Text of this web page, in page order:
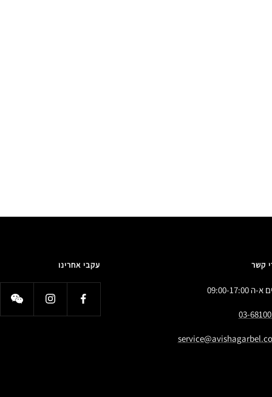
קשר
ה 09:00-17:00
03-
עקבי אחרינו